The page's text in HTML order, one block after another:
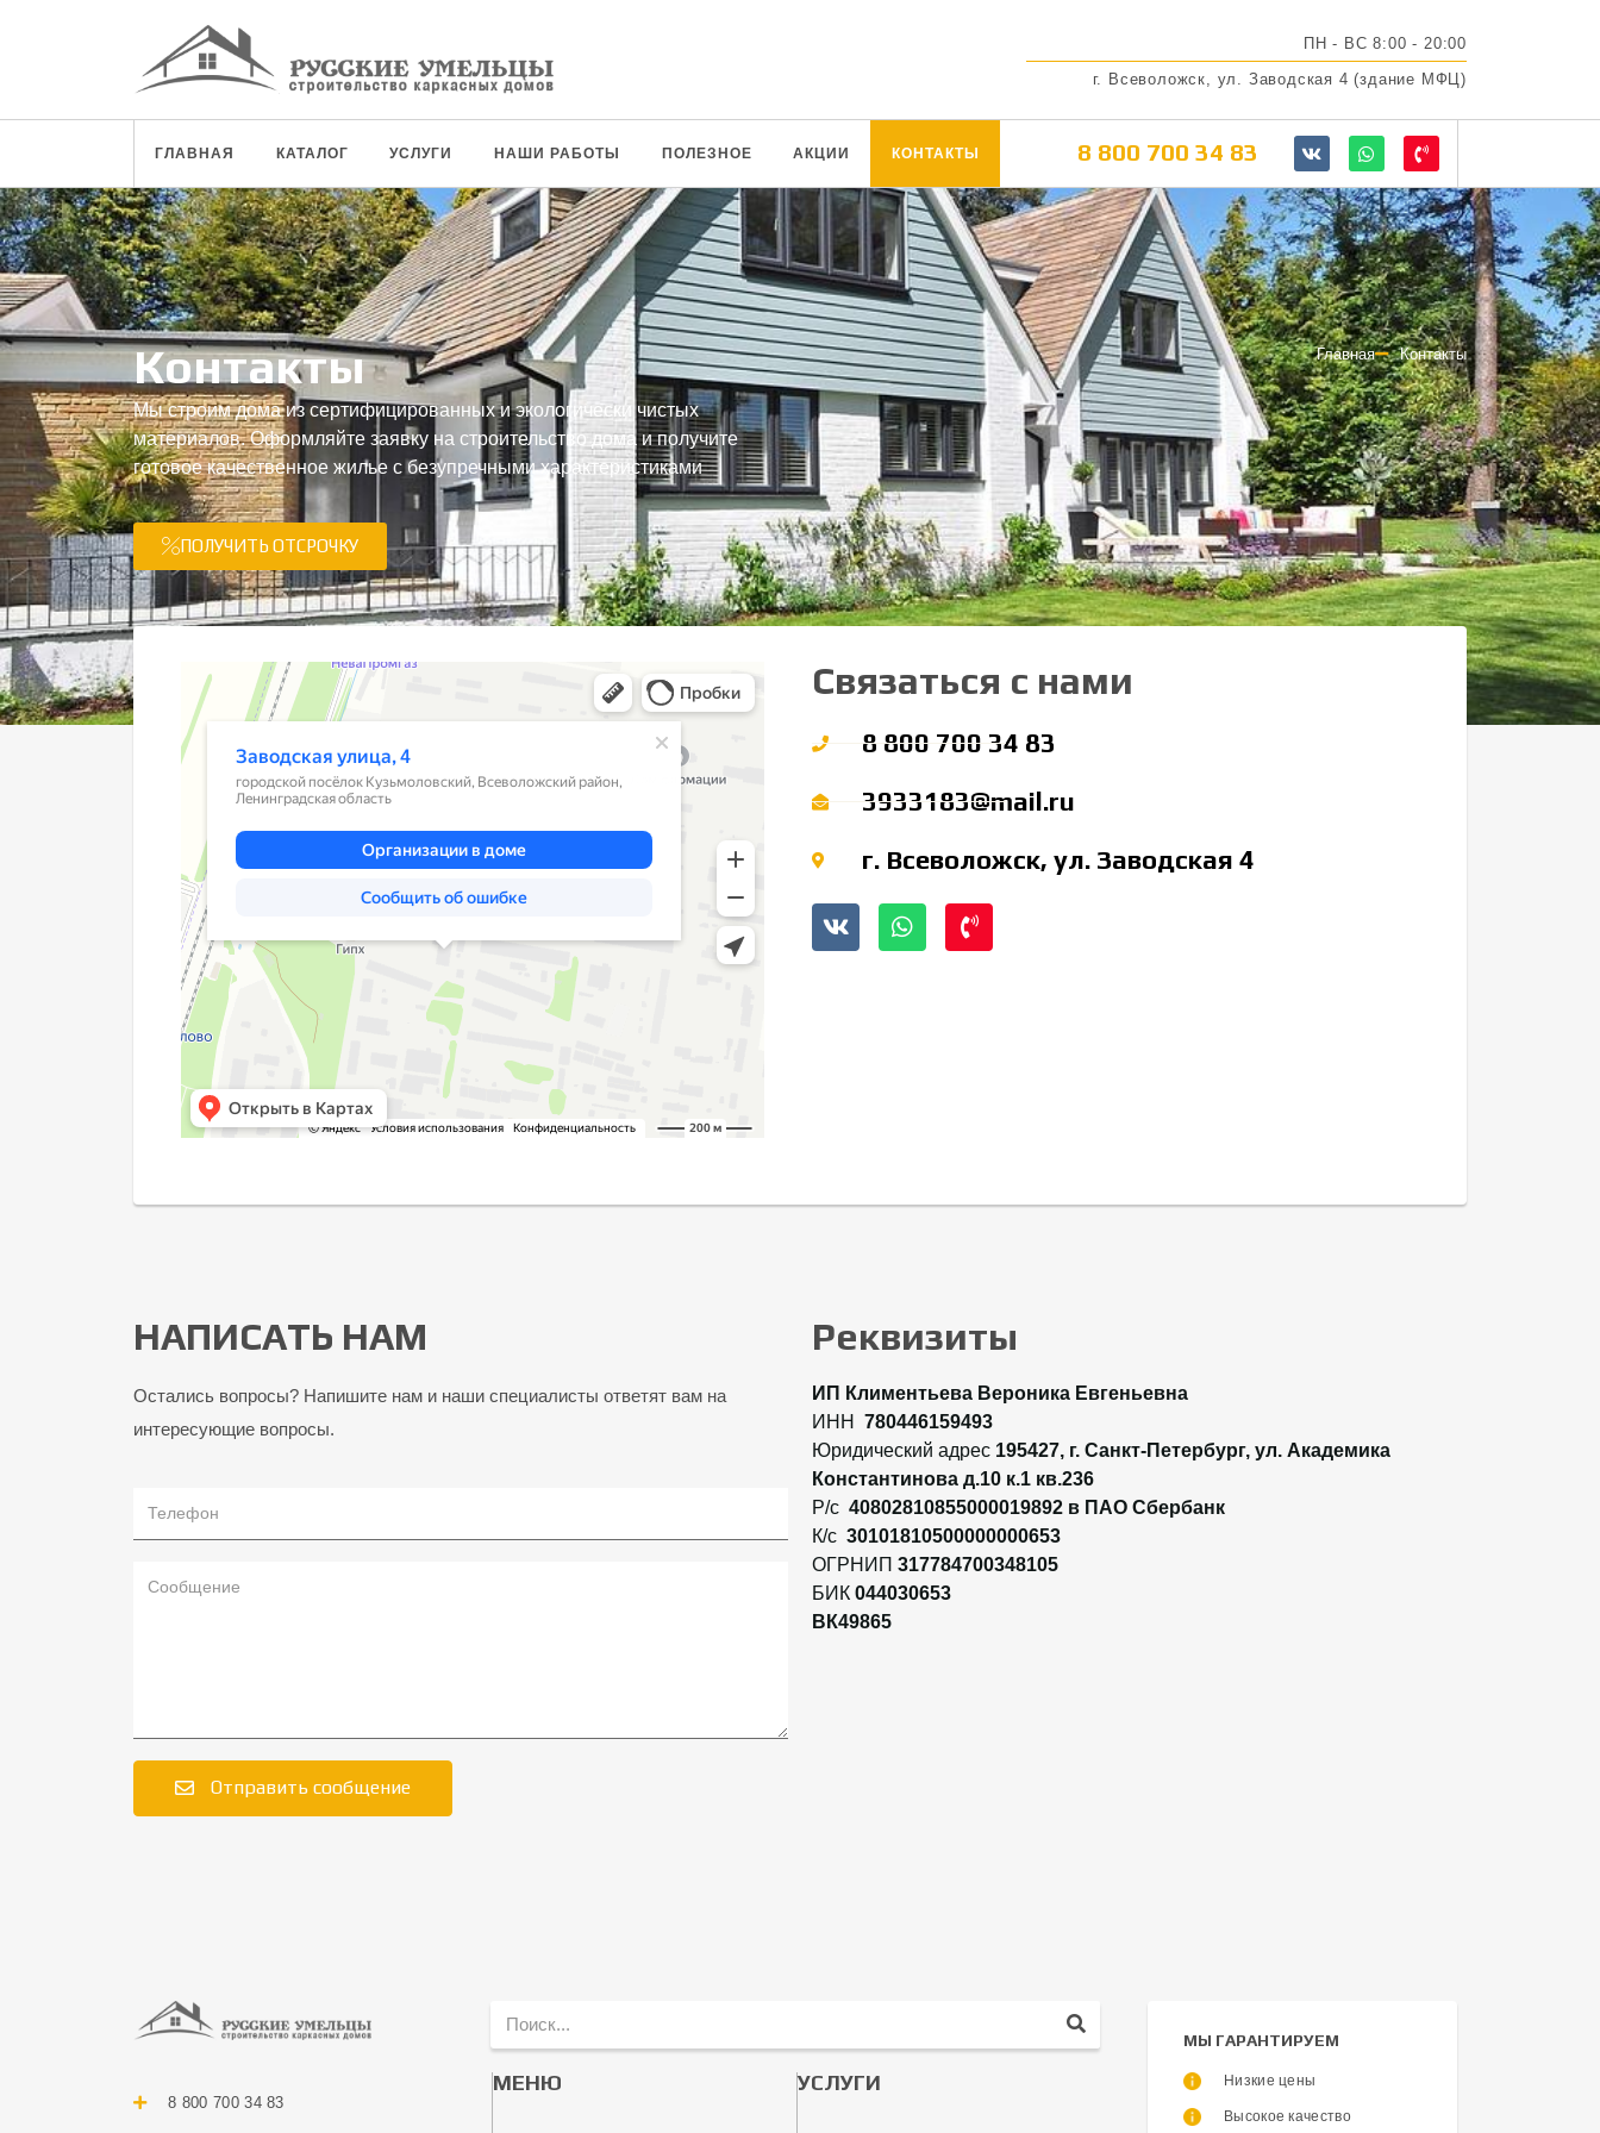
ПН - ВС 8:00 - 20:00
г. Всеволожск, ул. Заводская 4 (здание МФЦ)
ГЛАВНАЯ КАТАЛОГ УСЛУГИ НАШИ РАБОТЫ ПОЛЕЗНОЕ АКЦИИ КОНТАКТЫ 8 800 700 34 83
Контакты
Мы строим дома из сертифицированных и экологически чистых
материалов. Оформляйте заявку на строительство дома и получите
готовое качественное жилье с безупречными характеристиками
ПОЛУЧИТЬ ОТСРОЧКУ
Главная Контакты
Санкт‑Петербург и Ленинградская область
Заводская улица, 4 на карте Санкт‑Петербурга и Ленинградской области —
Яндекс Карты
Связаться с нами
8 800 700 34 83
3933183@mail.ru
г. Всеволожск, ул. Заводская 4
НАПИСАТЬ НАМ
Остались вопросы? Напишите нам и наши специалисты ответят вам на
интересующие вопросы.
Отправить сообщение
Реквизиты
ИП Климентьева Вероника Евгеньевна
ИНН 780446159493
Юридический адрес 195427, г. Санкт-Петербург, ул. Академика
Константинова д.10 к.1 кв.236
Р/с 40802810855000019892 в ПАО Сбербанк
К/с 30101810500000000653
ОГРНИП 317784700348105
БИК 044030653
ВК49865
8 800 700 34 83
МЕНЮ УСЛУГИ
МЫ ГАРАНТИРУЕМ
Низкие цены
Высокое качество